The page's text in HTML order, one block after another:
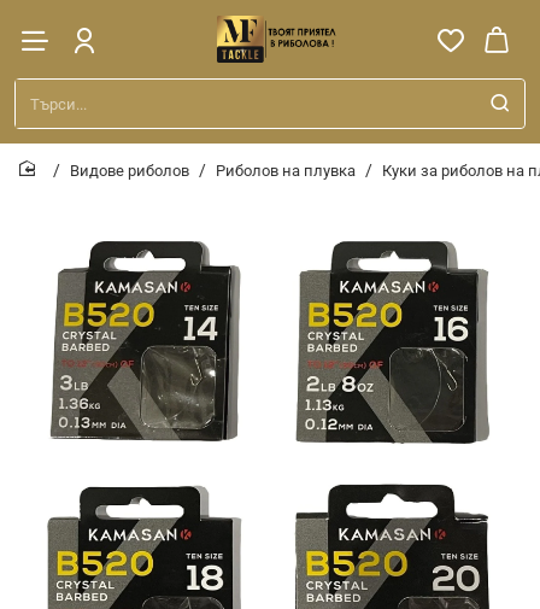
Търси...
Видове риболов Риболов на плувка Куки за риболов на